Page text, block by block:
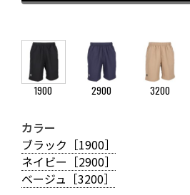
1900 2900 3200
カラー
ブラック［1900］
ネイビー［2900］
ベージュ［3200］